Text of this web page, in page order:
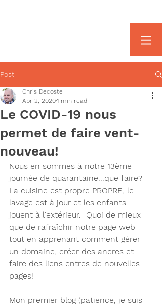
Post
Le COVID-19 nous
permet de faire vent-
nouveau!
Chris Decoste
Apr 2, 20201 min read
Nous en sommes à notre 13ème
journée de quarantaine...que faire?
La cuisine est propre PROPRE, le
lavage est à jour et les enfants
jouent à l'extérieur.  Quoi de mieux
que de rafraîchir notre page web
tout en apprenant comment gérer
un domaine, créer des ancres et
faire des liens entres de nouvelles
pages!
Mon premier blog (patience, je suis